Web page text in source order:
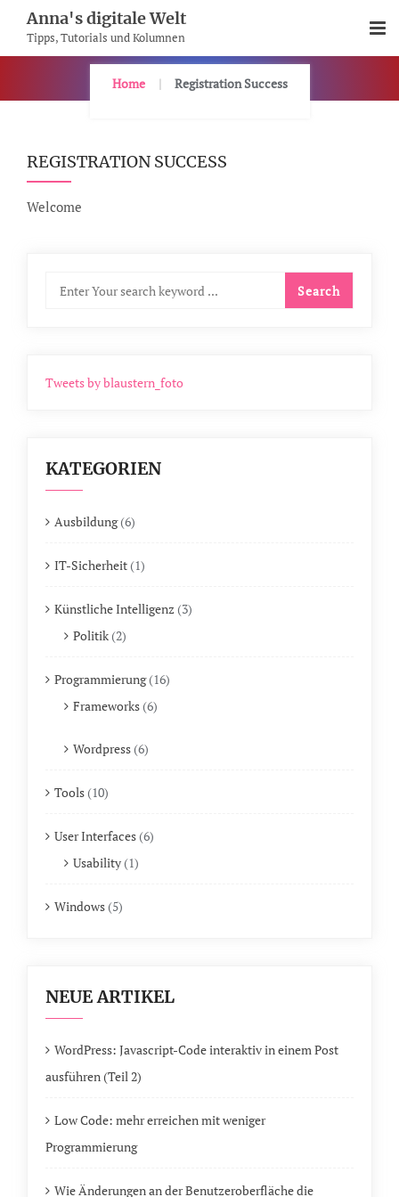
Content
Anna's digitale Welt
Tipps, Tutorials und Kolumnen
Home Registration Success
REGISTRATION SUCCESS
Welcome
Tweets by blaustern_foto
KATEGORIEN
Ausbildung(6)
IT-Sicherheit (1)
Künstliche Intelligenz (3)
Politik (2)
Programmierung(16)
Frameworks (6)
Wordpress (6)
Tools (10)
User Interfaces (6)
Usability (1)
Windows (5)
NEUE ARTIKEL
WordPress: Javascript-Code interaktiv in einem Post
ausführen (Teil 2)
Low Code: mehr erreichen mit weniger
Programmierung
Wie Änderungen an der Benutzeroberfläche die